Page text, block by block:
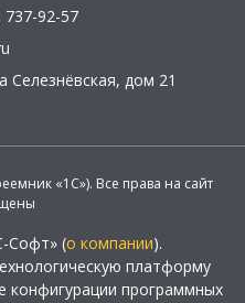
737-92-57
Селезнёвская, дом 21
«1С»). Все права на сайт
Софт» (о компании).
платформу
конфигурации программных